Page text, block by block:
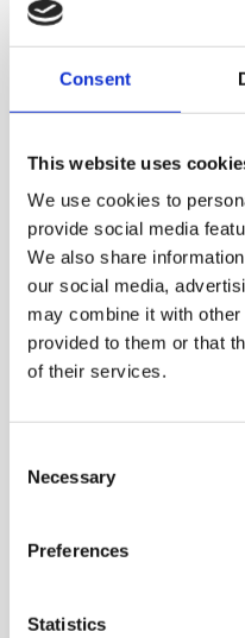
Consent
This website uses
We use cookies to
provide social media
We also share
our social media,
may combine it with
provided to them or that
of their services.
Selection
Necessary
Preferences
Statistics
turvallisuus
ATEX-hyväksyntä
CE-merkintä
Puristumisen
Lukitusmekanismi
kehikko
Lisätietoja